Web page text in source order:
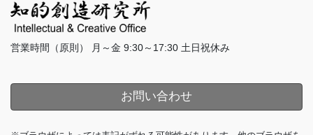
営業時間（原則） 月～金 9:30～17:30 土日祝休み
お問い合わせ